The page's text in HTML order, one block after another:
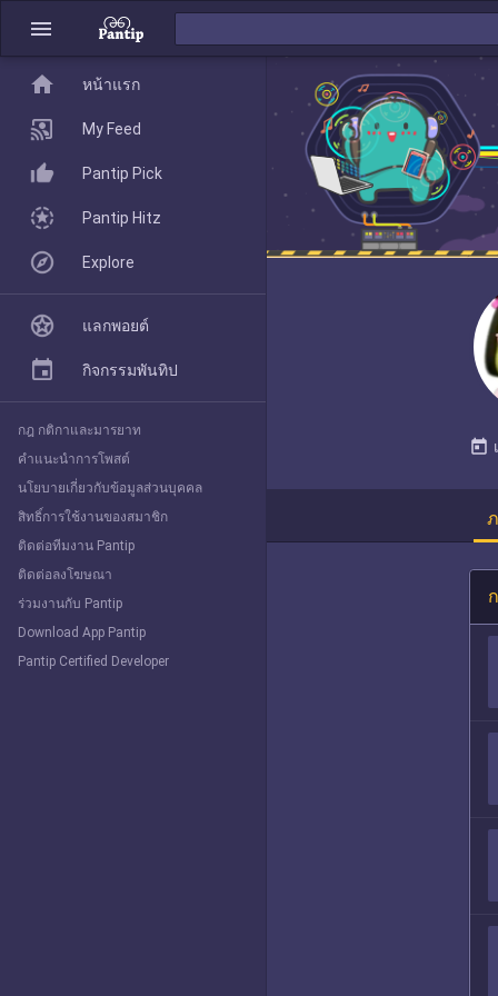
menu
today
home
Pantip Pick
Explore
home หน้าแรก
My Feed
Pantip Pick
Pantip Hitz
Explore
แลกพอยต์
กิจกรรมพันทิป
กฎ กติกาและมารยาท
คำแนะนำการโพสต์
นโยบายเกี่ยวกับข้อมูลส่วนบุคคล
สิทธิ์การใช้งานของสมาชิก
ติดต่อทีมงาน Pantip
ติดต่อลงโฆษณา
ร่วมงานกับ Pantip
Download App Pantip
Pantip Certified Developer